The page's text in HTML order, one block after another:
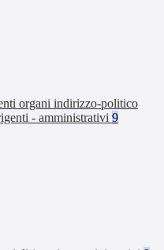
organi indirizzo-politico
- amministrativi 9